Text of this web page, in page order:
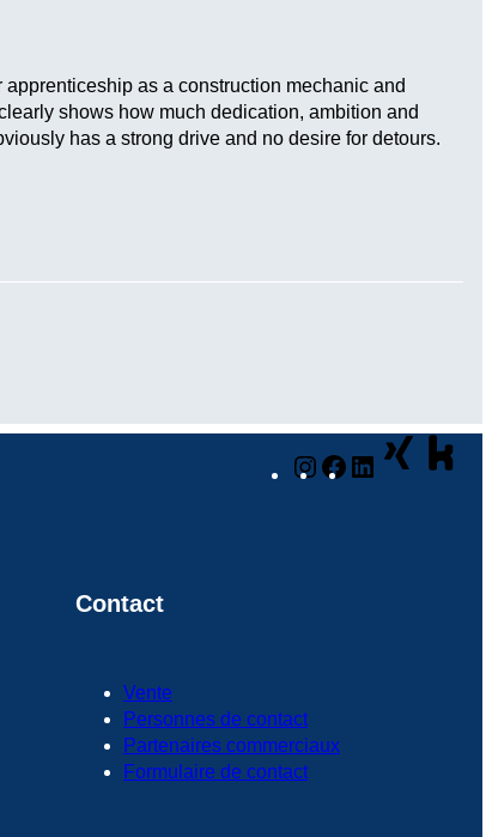
as a construction mechanic and
shows how much dedication, ambition and
has a strong drive and no desire for detours.
Instagram
Facebook
LinkedIn
Contact
Vente
Personnes de contact
Partenaires commerciaux
Formulaire de contact